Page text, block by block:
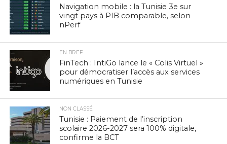
Navigation mobile : la Tunisie 3e sur
vingt pays à PIB comparable, selon
nPerf
EN BREF
FinTech : IntiGo lance le « Colis Virtuel »
pour démocratiser l’accès aux services
numériques en Tunisie
NON CLASSÉ
Tunisie : Paiement de l’inscription
scolaire 2026-2027 sera 100% digitale,
confirme la BCT